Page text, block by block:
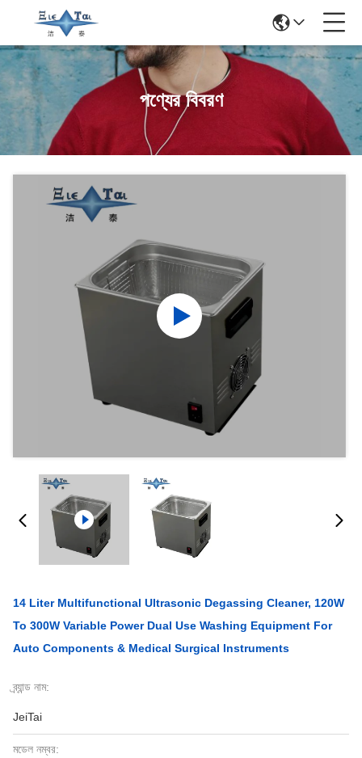
পণ্যের বিবরণ
14 Liter Multifunctional Ultrasonic Degassing Cleaner, 120W
To 300W Variable Power Dual Use Washing Equipment For
Auto Components & Medical Surgical Instruments
ব্র্যান্ড নাম:
JeiTai
মডেল নম্বর: